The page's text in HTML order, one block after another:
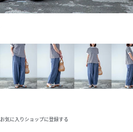
お気に入りショップに登録する